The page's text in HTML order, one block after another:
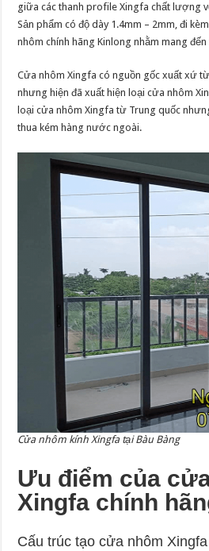
giữa các thanh profile Xingfa chất lượng
Sản phẩm có độ dày 1.4mm – 2mm, đi
nhôm chính hãng Kinlong nhằm mang
Cửa nhôm Xingfa có nguồn gốc xuất xứ
nhưng hiện đã xuất hiện loại cửa nhôm
loại cửa nhôm Xingfa từ Trung quốc
thua kém hàng nước ngoài.
Cửa nhôm kính Xingfa tại Bàu Bàng
Ưu điểm của
Xingfa chính
Cấu trúc tạo cửa nhôm Xingfa